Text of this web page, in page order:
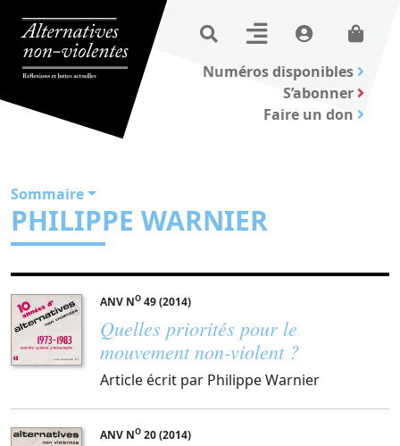
Numéros disponibles
S’abonner
Faire un don
Sommaire
PHILIPPE WARNIER
ANV NO 49 (2014)
Quelles priorités pour le
mouvement non-violent ?
Article écrit par Philippe Warnier
ANV NO 20 (2014)